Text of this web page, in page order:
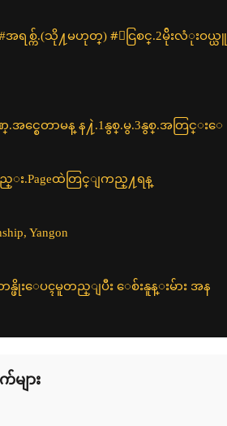
#အရစ္က်.(သို႔မဟုတ္) #ေငြစင္.2မ်ိုးလံုးဝယ္ယူ
ဘဏ္.အင္စေတာမန္ န႔ဲ.​1နွစ္.မွ.3​နွစ္.အတြင္း​ေ
ည္း.Pageထဲတြင္ျကည္႔ရန္
Yangon
တန္ဖိုးေပၚမူတည္ျပီး ေစ်းနူန္းမ်ား အန
များ